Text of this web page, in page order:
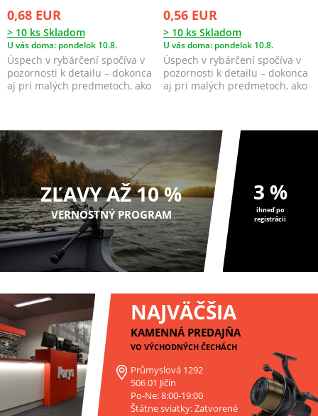
0,68 EUR
> 10 ks Skladom
U vás doma: pondelok 10.8.
Úspech v rybárčení spočíva v
pozornosti k detailu – dokonca
aj pri malých predmetoch, ako
0,56 EUR
> 10 ks Skladom
U vás doma: pondelok 10.8.
Úspech v rybárčení spočíva v
pozornosti k detailu – dokonca
aj pri malých predmetoch, ako
ZĽAVY AŽ 10 %
VERNOSTNÝ PROGRAM
3 %
ihneď po
registrácii
NAJVÄČŠIA
KAMENNÁ PREDAJŇA
VO VÝCHODNÝCH ČECHÁCH
Průmyslová 1292
506 01 Jičín
Po-Ne: 8:00-19:00
Štátne sviatky: Zatvorené